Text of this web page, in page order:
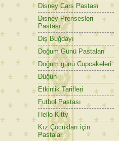
Disney Cars Pastası
Disney Prensesleri
Pastası
Diş Buğdayı
Doğum Günü Pastaları
Doğum günü Cupcakeleri
Düğün
Etkinlik Tarifleri
Futbol Pastası
Hello Kitty
Kız Çocukları için
Pastalar